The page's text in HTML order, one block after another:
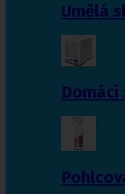
Umělá
Domácí